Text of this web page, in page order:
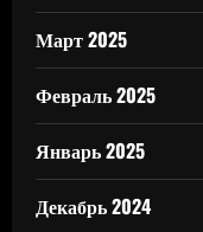
Март 2025
Февраль 2025
Январь 2025
Декабрь 2024